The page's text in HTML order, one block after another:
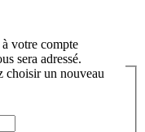
votre compte
sera adressé.
choisir un nouveau